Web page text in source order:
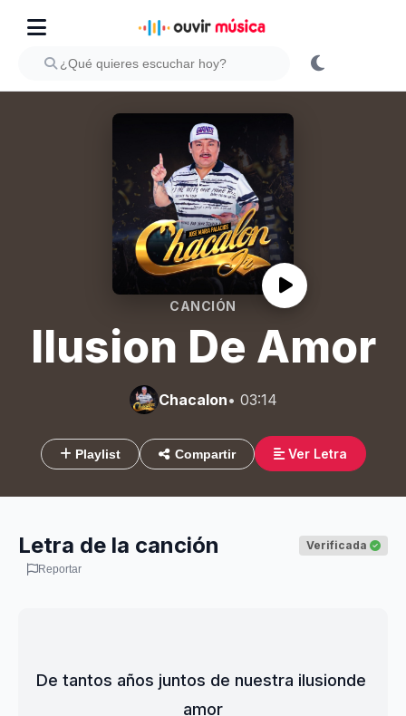
CANCIÓN
Ilusion De Amor
Chacalon• 03:14
Playlist Compartir Ver Letra
Letra de la canción Verificada
Reportar
De tantos años juntos de nuestra ilusionde
amor